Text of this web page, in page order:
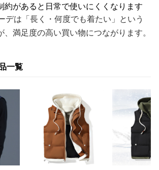
約があると日常で使いにくくなります
デは「長く・何度でも着たい」という
満足度の高い買い物につながります。
一覧